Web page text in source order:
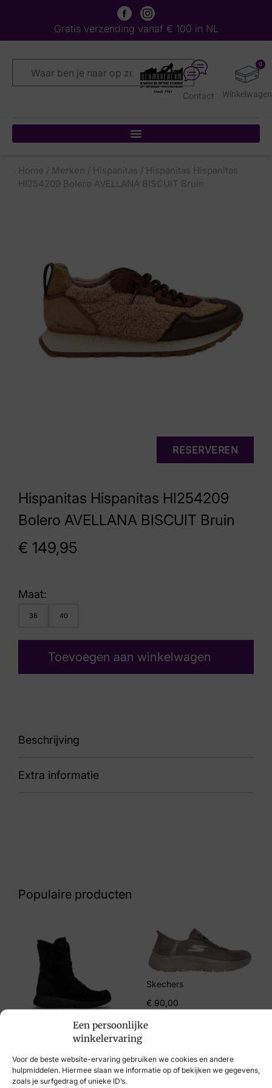
Een persoonlijke
winkelervaring
Voor de beste website-ervaring gebruiken we cookies en andere
hulpmiddelen. Hiermee slaan we informatie op of bekijken we gegevens,
zoals je surfgedrag of unieke ID’s.
Gratis verzending vanaf € 100 in NL
0
Contact
Home / Merken / Hispanitas / Hispanitas Hispanitas
HI254209 Bolero AVELLANA BISCUIT Bruin
Hispanitas Hispanitas HI254209
Bolero AVELLANA BISCUIT Bruin
€ 149,95
RESERVEREN
Maat:
38 40
Toevoegen aan winkelwagen
Beschrijving
90 Hispanitas HI254209 Bolero AVELLANA
Extra informatie
Merk
Hispanitas
Artikelnummer
Hispanitas HI254209 Bolero AVELLANA
BISCUIT
Breedtemaat
G
Populaire producten
259,95
Skechers
€ 90,00